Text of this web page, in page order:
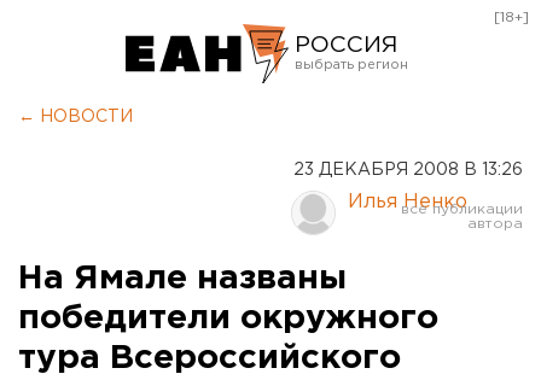
РОССИЯ
Курган
Оренбург
[18+]
← НОВОСТИ
23 ДЕКАБРЯ 2008 В 13:26
Илья Ненко
На Ямале названы
победители окружного
тура Всероссийского